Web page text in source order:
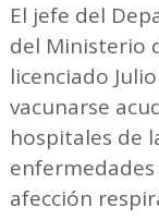
El jefe del
del Ministerio
licenciado
vacunarse
hospitales de
afección